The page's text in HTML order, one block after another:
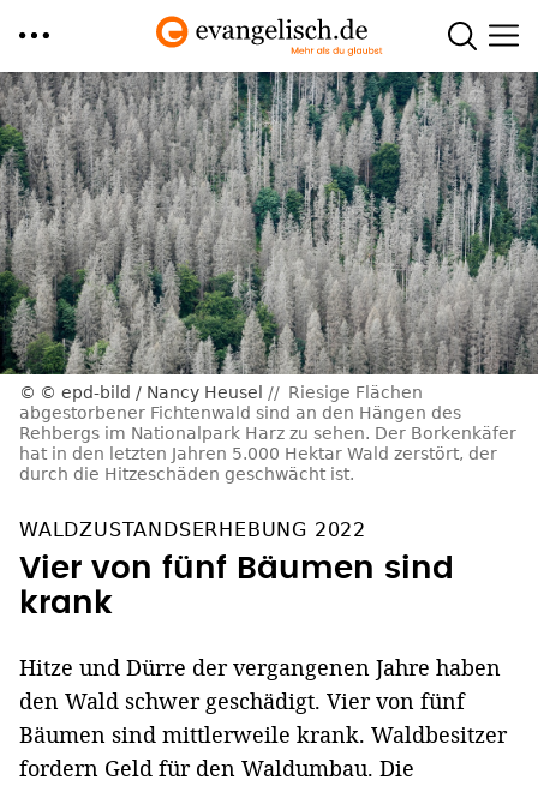
Direkt
zum
Inhalt
© epd-bild / Nancy Heusel
Riesige Flächen
abgestorbener Fichtenwald sind an den Hängen des
Rehbergs im Nationalpark Harz zu sehen. Der Borkenkäfer
hat in den letzten Jahren 5.000 Hektar Wald zerstört, der
durch die Hitzeschäden geschwächt ist.
WALDZUSTANDSERHEBUNG 2022
Vier von fünf Bäumen sind
krank
Hitze und Dürre der vergangenen Jahre haben
den Wald schwer geschädigt. Vier von fünf
Bäumen sind mittlerweile krank. Waldbesitzer
fordern Geld für den Waldumbau. Die